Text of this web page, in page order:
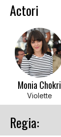
Actori
Monia Chokri
Violette
Regia: